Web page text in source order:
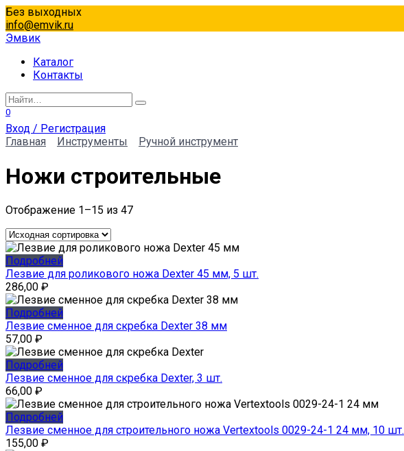
Перейти
к
содержанию
Без выходных
info@emvik.ru
Эмвик
Каталог
Контакты
Search
for:
0
Вход / Регистрация
Главная
Инструменты Ручной инструмент
Ножи строительные
Отображение 1–15 из 47
Подробней
Лезвие для роликового ножа Dexter 45 мм, 5 шт.
286,00 ₽
Подробней
Лезвие сменное для скребка Dexter 38 мм
57,00 ₽
Подробней
Лезвие сменное для скребка Dexter, 3 шт.
66,00 ₽
Подробней
Лезвие сменное для строительного ножа Vertextools 0029-24-1 24 мм, 10 шт.
155,00 ₽